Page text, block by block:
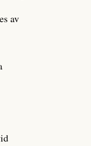
av